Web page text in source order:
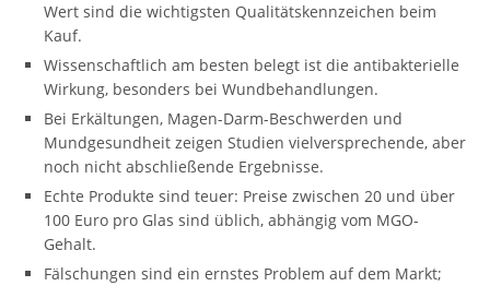
Wert sind die wichtigsten Qualitätskennzeichen beim
Kauf.
Wissenschaftlich am besten belegt ist die antibakterielle
Wirkung, besonders bei Wundbehandlungen.
Bei Erkältungen, Magen-Darm-Beschwerden und
Mundgesundheit zeigen Studien vielversprechende, aber
noch nicht abschließende Ergebnisse.
Echte Produkte sind teuer: Preise zwischen 20 und über
100 Euro pro Glas sind üblich, abhängig vom MGO-
Gehalt.
Fälschungen sind ein ernstes Problem auf dem Markt;